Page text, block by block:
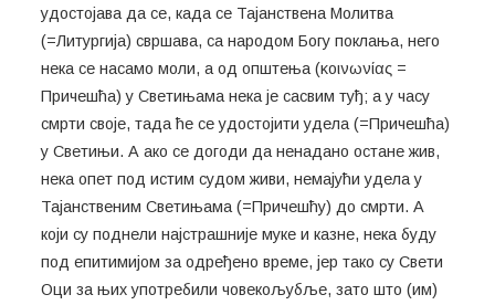
удостојава да се, када се Тајанствена Молитва
(=Литургија) свршава, са народом Богу поклања, него
нека се насамо моли, а од општења (κοινωνίας =
Причешћа) у Светињама нека је сасвим туђ; а у часу
смрти своје, тада ће се удостојити удела (=Причешћа)
у Светињи. А ако се догоди да ненадано остане жив,
нека опет под истим судом живи, немајући удела у
Тајанственим Светињама (=Причешћу) до смрти. А
који су поднели најстрашније муке и казне, нека буду
под епитимијом за одређено време, јер тако су Свети
Оци за њих употребили човекољубље, зато што (им)